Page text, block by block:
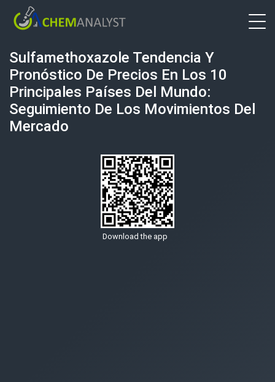
Sulfamethoxazole Tendencia Y
Pronóstico De Precios En Los 10
Principales Países Del Mundo:
Seguimiento De Los Movimientos Del
Mercado
Download the app